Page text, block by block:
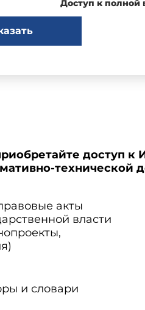
Доступ к полной
доступ к
технической
акты
власти
и словари